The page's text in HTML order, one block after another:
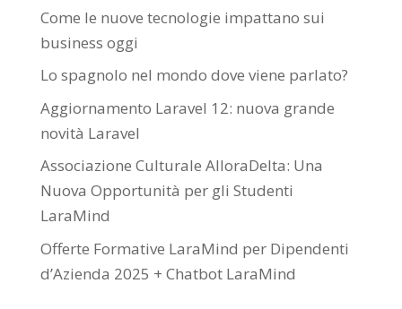
Come le nuove tecnologie impattano sui
business oggi
Lo spagnolo nel mondo dove viene parlato?
Aggiornamento Laravel 12: nuova grande
novità Laravel
Associazione Culturale AlloraDelta: Una
Nuova Opportunità per gli Studenti
LaraMind
Offerte Formative LaraMind per Dipendenti
d’Azienda 2025 + Chatbot LaraMind